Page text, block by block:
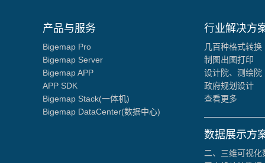
产品与服务
Bigemap Pro
Bigemap Server
Bigemap APP
APP SDK
Bigemap Stack(一体机)
Bigemap DataCenter(数据中心)
行业解决方
几百种格式转换
制图出图打印
设计院、测绘院
政府规划设计
查看更多
数据展示方
二、三维可视化